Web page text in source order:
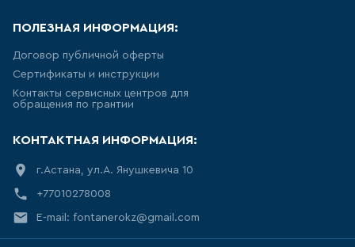
НАПОЛЬНЫЕ БИДЕ
10 товаров
ПИССУАРЫ
5 товаров
РАКОВИНА ВСТРАИВАЕМАЯ В
СТОЛЕШНИЦУ
ПОЛЕЗНАЯ ИНФОРМАЦИЯ:
Договор публичной оферты
Сертификаты и инструкции
Контакты сервисных центров для
обращения по грантии
КОНТАКТНАЯ ИНФОРМАЦИЯ:
г.Астана, ул.А. Янушкевича 10
+77010278008
E-mail: fontanerokz@gmail.com